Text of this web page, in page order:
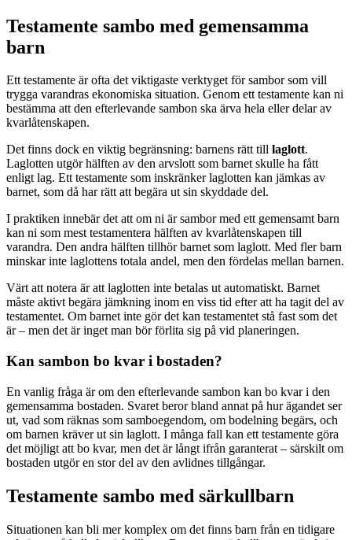
Testamente sambo med gemensamma
barn
Ett testamente är ofta det viktigaste verktyget för sambor som vill
trygga varandras ekonomiska situation. Genom ett testamente kan ni
bestämma att den efterlevande sambon ska ärva hela eller delar av
kvarlåtenskapen.
Det finns dock en viktig begränsning: barnens rätt till laglott.
Laglotten utgör hälften av den arvslott som barnet skulle ha fått
enligt lag. Ett testamente som inskränker laglotten kan jämkas av
barnet, som då har rätt att begära ut sin skyddade del.
I praktiken innebär det att om ni är sambor med ett gemensamt barn
kan ni som mest testamentera hälften av kvarlåtenskapen till
varandra. Den andra hälften tillhör barnet som laglott. Med fler barn
minskar inte laglottens totala andel, men den fördelas mellan barnen.
Värt att notera är att laglotten inte betalas ut automatiskt. Barnet
måste aktivt begära jämkning inom en viss tid efter att ha tagit del av
testamentet. Om barnet inte gör det kan testamentet stå fast som det
är – men det är inget man bör förlita sig på vid planeringen.
Kan sambon bo kvar i bostaden?
En vanlig fråga är om den efterlevande sambon kan bo kvar i den
gemensamma bostaden. Svaret beror bland annat på hur ägandet ser
ut, vad som räknas som samboegendom, om bodelning begärs, och
om barnen kräver ut sin laglott. I många fall kan ett testamente göra
det möjligt att bo kvar, men det är långt ifrån garanterat – särskilt om
bostaden utgör en stor del av den avlidnes tillgångar.
Testamente sambo med särkullbarn
Situationen kan bli mer komplex om det finns barn från en tidigare